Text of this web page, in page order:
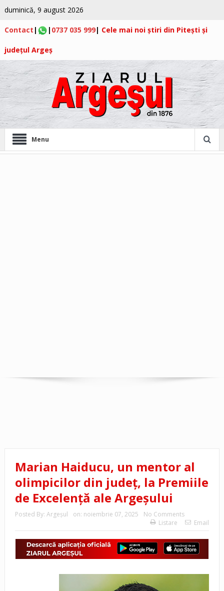
duminică, 9 august 2026
Contact | | 0737 035 999| Cele mai noi știri din Pitești și
județul Argeș
Menu
Marian Haiducu, un mentor al
olimpicilor din județ, la Premiile
de Excelență ale Argeșului
Posted By: Argeşul on: noiembrie 07, 2025
No Comments
Listare
Email